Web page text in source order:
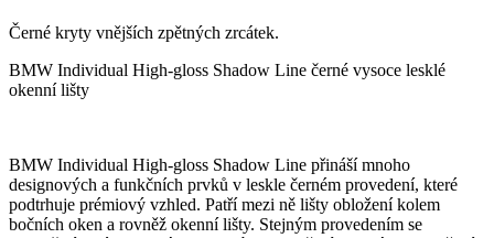
Černé kryty vnějších zpětných zrcátek.
BMW Individual High-gloss Shadow Line černé vysoce lesklé
okenní lišty
BMW Individual High-gloss Shadow Line přináší mnoho
designových a funkčních prvků v leskle černém provedení, které
podtrhuje prémiový vzhled. Patří mezi ně lišty obložení kolem
bočních oken a rovněž okenní lišty. Stejným provedením se